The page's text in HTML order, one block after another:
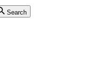
Search